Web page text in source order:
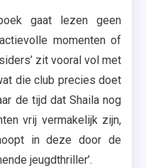
gaat lezen geen
momenten of
zit vooral vol met
die club precies doet
de tijd dat Shaila nog
vrij vermakelijk zijn,
in deze door de
jeugdthriller’.